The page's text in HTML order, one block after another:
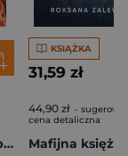
Poznałem Cię w piekle
KSIĄŻKA
31,59 zł
44,90 zł -
cena detaliczna
Mafijna